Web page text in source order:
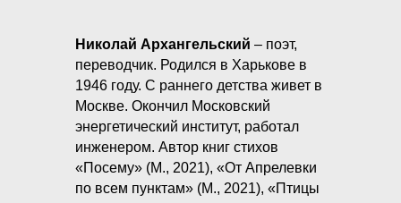
Николай Архангельский – поэт,
переводчик. Родился в Харькове в
1946 году. С раннего детства живет в
Москве. Окончил Московский
энергетический институт, работал
инженером. Автор книг стихов
«Посему» (М., 2021), «От Апрелевки
по всем пунктам» (М., 2021), «Птицы